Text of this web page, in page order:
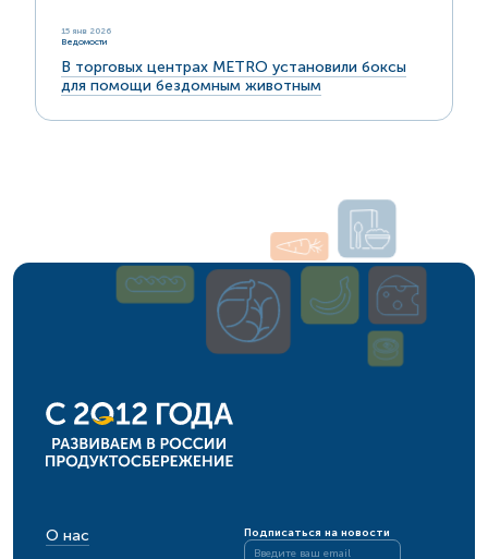
15 янв 2026
Ведомости
В торговых центрах METRO установили боксы
для помощи бездомным животным
О нас
Подписаться на новости